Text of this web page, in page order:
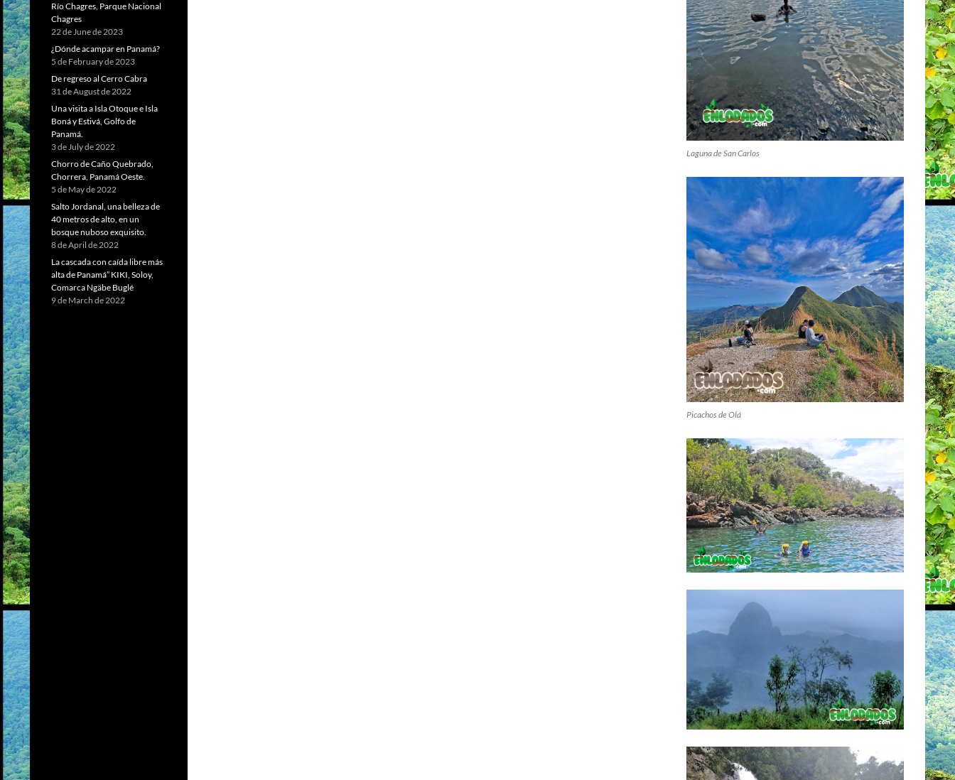
Laguna de San Carlos
Picachos de Olá
Río Chagres, Parque Nacional
Chagres
22 de June de 2023
¿Dónde acampar en Panamá?
5 de February de 2023
De regreso al Cerro Cabra
31 de August de 2022
Una visita a Isla Otoque e Isla
Boná y Estivá, Golfo de
Panamá.
3 de July de 2022
Chorro de Caño Quebrado,
Chorrera, Panamá Oeste.
5 de May de 2022
Salto Jordanal, una belleza de
40 metros de alto, en un
bosque nuboso exquisito.
8 de April de 2022
La cascada con caída libre más
alta de Panamá” KIKI, Soloy,
Comarca Ngäbe Buglé
9 de March de 2022